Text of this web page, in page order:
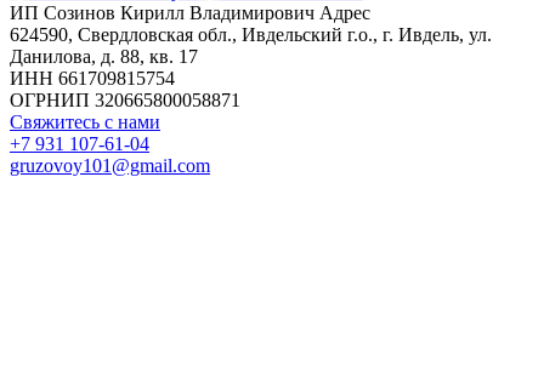
ИП Созинов Кирилл Владимирович Адрес
624590, Свердловская обл., Ивдельский г.о., г. Ивдель, ул.
Данилова, д. 88, кв. 17
ИНН 661709815754
ОГРНИП 320665800058871
Свяжитесь с нами
+7 931 107-61-04
gruzovoy101@gmail.com